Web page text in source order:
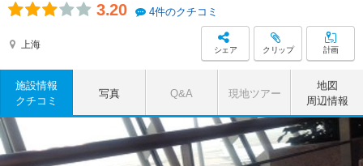
3.20 4件のクチコミ
上海 シェア クリップ 計画
施設情報
クチコミ
写真 Q&A 現地ツアー
地図
周辺情報